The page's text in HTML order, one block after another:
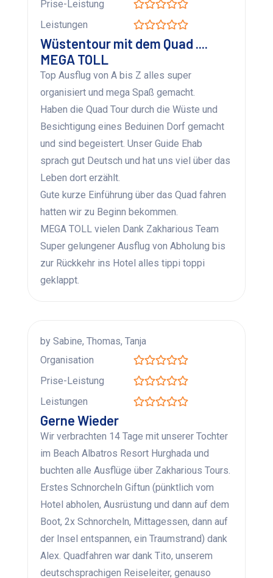
Prise-Leistung
Leistungen
Wüstentour mit dem Quad ....
MEGA TOLL
Top Ausflug von A bis Z alles super
organisiert und mega Spaß gemacht.
Haben die Quad Tour durch die Wüste und
Besichtigung eines Beduinen Dorf gemacht
und sind begeistert. Unser Guide Ehab
sprach gut Deutsch und hat uns viel über das
Leben dort erzählt.
Gute kurze Einführung über das Quad fahren
hatten wir zu Beginn bekommen.
MEGA TOLL vielen Dank Zakharious Team
Super gelungener Ausflug von Abholung bis
zur Rückkehr ins Hotel alles tippi toppi
geklappt.
by Sabine, Thomas, Tanja
Organisation
Prise-Leistung
Leistungen
Gerne Wieder
Wir verbrachten 14 Tage mit unserer Tochter
im Beach Albatros Resort Hurghada und
buchten alle Ausflüge über Zakharious Tours.
Erstes Schnorcheln Giftun (pünktlich vom
Hotel abholen, Ausrüstung und dann auf dem
Boot, 2x Schnorcheln, Mittagessen, dann auf
der Insel entspannen, ein Traumstrand) dank
Alex. Quadfahren war dank Tito, unserem
deutschsprachigen Reiseleiter, genauso